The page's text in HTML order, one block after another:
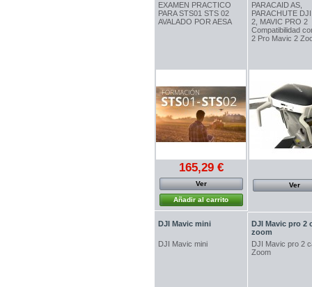
EXAMEN PRACTICO
PARA STS01 STS 02
AVALADO POR AESA
165,29 €
Ver
Añadir al carrito
PARACAID AS,
PARACHUTE
2, MAVIC PRO 2
Compatibilidad
2 Pro Mavic 2
Ver
DJI Mavic mini
DJI Mavic mini
DJI Mavic pro 2
zoom
DJI Mavic pro 2
Zoom